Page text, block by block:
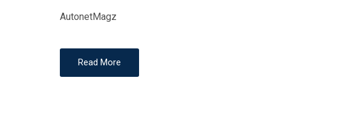
AutonetMagz
Read More